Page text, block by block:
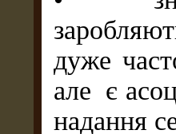
дуже
але є
надання